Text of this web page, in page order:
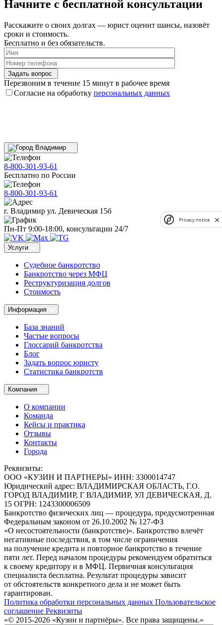
Начните с бесплатной консультации
Расскажите о своих долгах — юрист оценит шансы, назовёт
сроки и стоимость.
Бесплатно и без обязательств.
Задать вопрос
Перезвоним в течение 15 минут в рабочее время
Согласие на обработку персональных данных
Владимир
8-800-301-93-61
Бесплатно по России
8-800-301-93-61
г. Владимир ул. Девическая 15б
Пн-Пт 9:00-18:00, консультации 24/7
Услуги
Судебное банкротство
Банкротство через МФЦ
Реструктуризация долгов
Стоимость
Информация
База знаний
Частые вопросы
Глоссарий банкротства
Блог
Задать вопрос юристу
Статистика банкротств
Компания
О компании
Команда
Кейсы и практика
Отзывы
Контакты
Города
Реквизиты:
ООО «КУЗИН И ПАРТНЕРЫ» ИНН: 3300014747
Юридический адрес: ВЛАДИМИРСКАЯ ОБЛАСТЬ, Г.О.
ГОРОД ВЛАДИМИР, Г ВЛАДИМИР, УЛ ДЕВИЧЕСКАЯ, Д.
15 ОГРН: 1243300006509
Банкротство физических лиц — процедура, предусмотренная
Федеральным законом от 26.10.2002 № 127-ФЗ
«О несостоятельности (банкротстве)». Банкротство влечёт
негативные последствия, в том числе ограничения
на получение кредита и повторное банкротство в течение
пяти лет. Перед началом процедуры рекомендуем обратиться
к своему кредитору и в МФЦ. Первичная консультация
специалиста бесплатна. Результат процедуры зависит
от обстоятельств конкретного дела и не может быть
гарантирован.
Политика обработки персональных данных Пользовательское
соглашение Реквизиты
«© 2015-2026 «Кузин и партнёры». Все права защищены.»
Privacy notice